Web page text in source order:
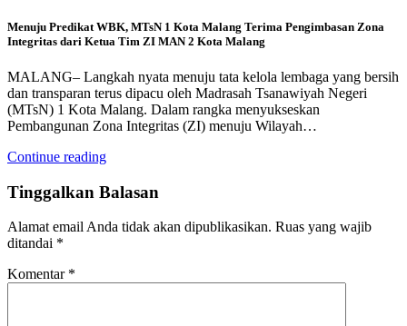
Menuju Predikat WBK, MTsN 1 Kota Malang Terima Pengimbasan Zona
Integritas dari Ketua Tim ZI MAN 2 Kota Malang
MALANG– Langkah nyata menuju tata kelola lembaga yang bersih
dan transparan terus dipacu oleh Madrasah Tsanawiyah Negeri
(MTsN) 1 Kota Malang. Dalam rangka menyukseskan
Pembangunan Zona Integritas (ZI) menuju Wilayah…
Continue reading
Tinggalkan Balasan
Alamat email Anda tidak akan dipublikasikan. Ruas yang wajib
ditandai *
Komentar *